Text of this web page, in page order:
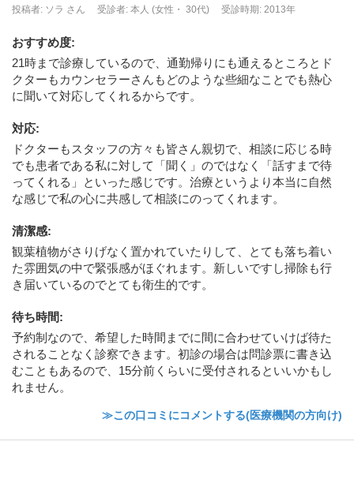
投稿者: ソラ さん
受診者: 本人 (女性・ 30代) 受診時期: 2013年
おすすめ度:
21時まで診療しているので、通勤帰りにも通えるところとド
クターもカウンセラーさんもどのような些細なことでも熱心
に聞いて対応してくれるからです。
対応:
ドクターもスタッフの方々も皆さん親切で、相談に応じる時
でも患者である私に対して「聞く」のではなく「話すまで待
ってくれる」といった感じです。治療というより本当に自然
な感じで私の心に共感して相談にのってくれます。
清潔感:
観葉植物がさりげなく置かれていたりして、とても落ち着い
た雰囲気の中で緊張感がほぐれます。新しいですし掃除も行
き届いているのでとても衛生的です。
待ち時間:
予約制なので、希望した時間までに間に合わせていけば待た
されることなく診察できます。初診の場合は問診票に書き込
むこともあるので、15分前くらいに受付されるといいかもし
れません。
≫この口コミにコメントする(医療機関の方向け)